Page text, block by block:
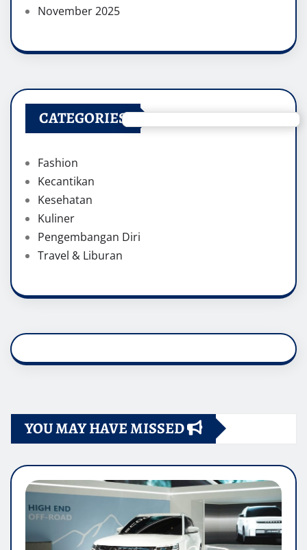
November 2025
CATEGORIES
Fashion
Kecantikan
Kesehatan
Kuliner
Pengembangan Diri
Travel & Liburan
YOU MAY HAVE MISSED